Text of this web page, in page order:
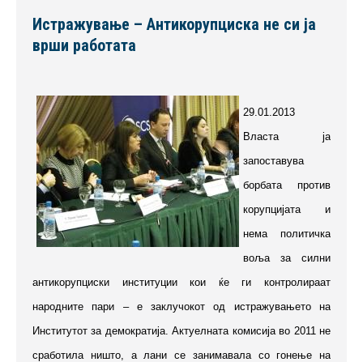
Истражување – Антикорупциска не си ја
врши работата
29.01.2013
Власта ја
запоставува
борбата против
корупцијата и
нема политичка
воља за силни
антикорупциски институции кои ќе ги контролираат
народните пари – е заклучокот од истражувањето на
Институтот за демократија. Актуелната комисија во 2011 не
сработила ништо, а лани се занимавала со гонење на